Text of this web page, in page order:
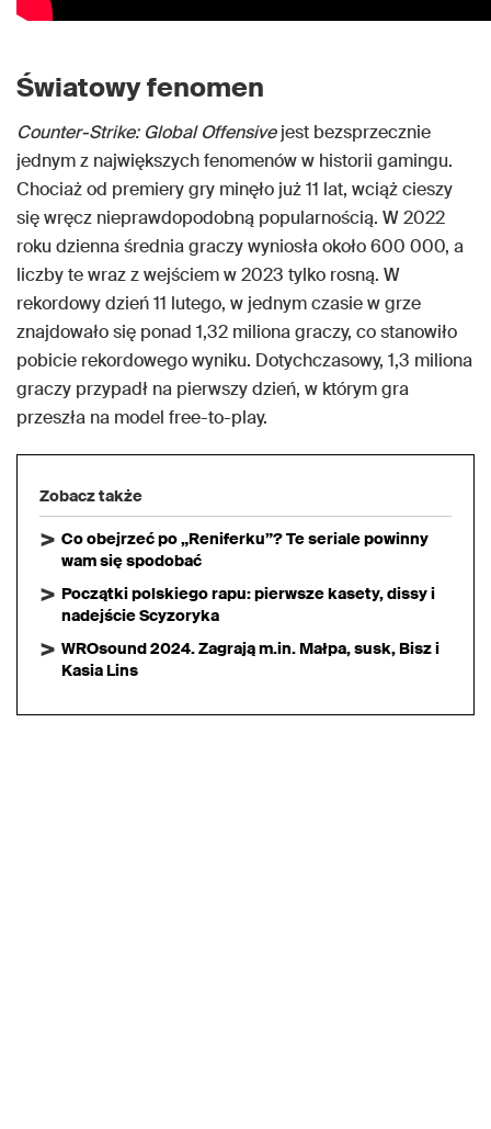
Światowy fenomen
Counter-Strike: Global Offensivejest bezsprzecznie
jednym z największych fenomenów w historii gamingu.
Chociaż od premiery gry minęło już 11 lat, wciąż cieszy
się wręcz nieprawdopodobną popularnością. W 2022
roku dzienna średnia graczy wyniosła około 600 000, a
liczby te wraz z wejściem w 2023 tylko rosną. W
rekordowy dzień 11 lutego, w jednym czasie w grze
znajdowało się ponad 1,32 miliona graczy, co stanowiło
pobicie rekordowego wyniku. Dotychczasowy, 1,3 miliona
graczy przypadł na pierwszy dzień, w którym gra
przeszła na model free-to-play.
Zobacz także
Co obejrzeć po „Reniferku”? Te seriale powinny
wam się spodobać
Początki polskiego rapu: pierwsze kasety, dissy i
nadejście Scyzoryka
WROsound 2024. Zagrają m.in. Małpa, susk, Bisz i
Kasia Lins